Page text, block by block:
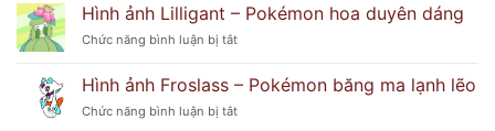
cẩu
nghịch
ảnh
Delphox
–
phù
lửa
Hình ảnh Lilligant – Pokémon hoa duyên dáng
Chức năng bình luận bị tắtở
ảnh
Lilligant
–
Hình ảnh Froslass – Pokémon băng ma lạnh lẽo
Chức năng bình luận bị tắtở